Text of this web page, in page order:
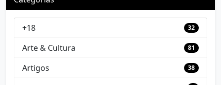
+18 32
Arte & Cultura 81
Artigos 38